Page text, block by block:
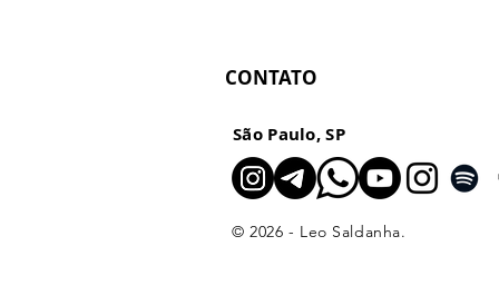
CONTATO
São Paulo, SP
© 2026 - Leo Saldanha.